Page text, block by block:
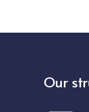
Our